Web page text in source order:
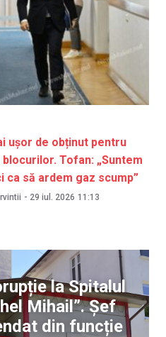
ușor de obținut pentru
Tofan: „Suntem
ca să ardem gaz scump”
- 29 iul. 2026 11:13
la Spitalul
Mihail”. Șef
din funcție